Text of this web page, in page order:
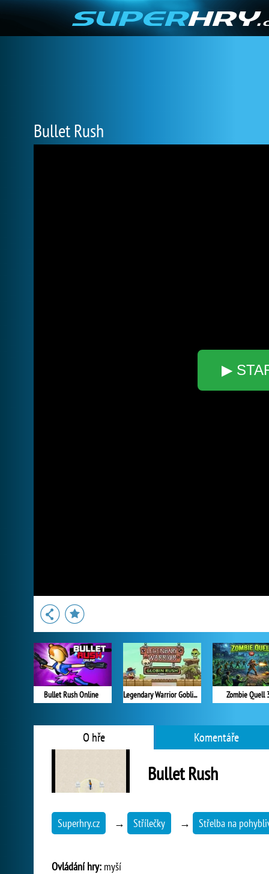
Bullet Rush
▶
Bullet Rush Online Legendary Warrior Goblin Rush Zombie Quell
O hře Komentáře
Bullet Rush
Superhry.cz → Střílečky → Střelba na
Ovládání hry: myší